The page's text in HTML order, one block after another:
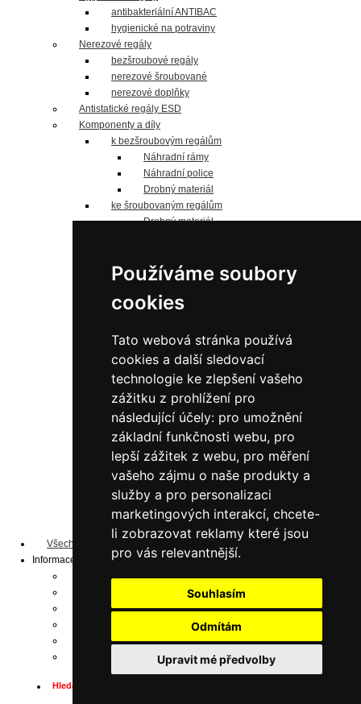
Používáme soubory
cookies
Tato webová stránka používá
cookies a další sledovací
technologie ke zlepšení vašeho
zážitku z prohlížení pro
následující účely: pro umožnění
základní funkčnosti webu, pro
lepší zážitek z webu, pro měření
vašeho zájmu o naše produkty a
služby a pro personalizaci
marketingových interakcí, chcete-
li zobrazovat reklamy které jsou
pro vás relevantnější.
Souhlasím
Odmítám
Upravit mé předvolby
antibakteriální ANTIBAC
hygienické na potraviny
Nerezové regály
bezšroubové regály
nerezové šroubované
nerezové doplňky
Antistatické regály ESD
Komponenty a díly
k bezšroubovým regálům
Náhradní rámy
Náhradní police
Drobný materiál
ke šroubovaným regálům
Drobný materiál
Oboustranné sloupky
náhradní police
do 125 kg/polici
do 200 kg/polici
do 240 kg/polici
do 330 kg/polici
do 350 kg/polici
Lakované šedé
do 200 kg/polici
do 350 kg/polici
do 190 kg/polici
do 240 kg/polici
do 330 kg/polici
Všechny produkty ...
Informace
Obchodní podmínky
Mapa stránek
Odhlášení z novinek